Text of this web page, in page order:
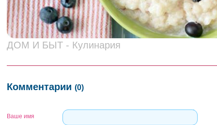
ДОМ И БЫТ - Кулинария
Комментарии (0)
Ваше имя